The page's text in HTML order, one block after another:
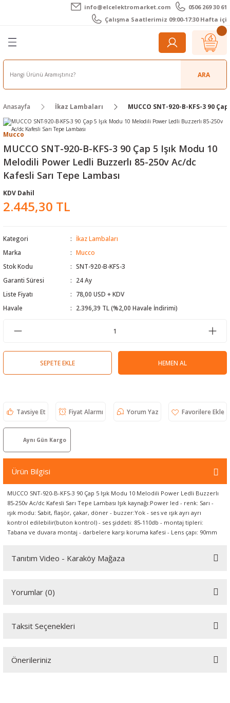
info@elcelektromarket.com
0506 269 30 61
Çalışma Saatlerimiz 09:00-17:30 Hafta içi
Geri Dön
Geri Dön
Cihazı
ve Kablo Bulucular
Cihazları
Geri Dön
Kameralar
Geri Dön
Cihazları
Cihazları
Geri Dön
Teli - Pasta
Geri Dön
ARA
Anasayfa İkaz Lambaları MUCCO SNT-920-B-KFS-3 90
Mucco
MUCCO SNT-920-B-KFS-3 90 Çap 5 Işık Modu 10
Melodili Power Ledli Buzzerlı 85-250v Ac/dc
Kafesli Sarı Tepe Lambası
KDV Dahil
2.445,30 TL
Kategori
İkaz Lambaları
Marka
Mucco
Stok Kodu
SNT-920-B-KFS-3
Garanti Süresi
24 Ay
Liste Fiyatı
78,00 USD + KDV
Havale
2.396,39 TL (%2,00 Havale İndirimi)
SEPETE EKLE HEMEN AL
Tavsiye Et Fiyat Alarmı Yorum Yaz
Aynı Gün Kargo
Ürün Bilgisi
MUCCO SNT-920-B-KFS-3 90 Çap 5 Işık Modu 10 Melodili Power Ledli Buzzerlı
85-250v Ac/dc Kafesli Sarı Tepe Lambası Işık kaynağı:Power led - renk: Sarı -
ışık modu: Sabit, flaşör, çakar, döner - buzzer:Yok - ses ve ışık ayrı ayrı
kontrol edilebilir(buton kontrol) - ses şiddeti: 85-110db - montaj tipleri:
Tabana ve duvara montaj - darbelere karşı koruma kafesi - Lens çapı: 90mm
Tanıtım Video - Karaköy Mağaza
Yorumlar (0)
Bu ürüne ilk yorumu siz yapın!
Taksit Seçenekleri
Önerileriniz